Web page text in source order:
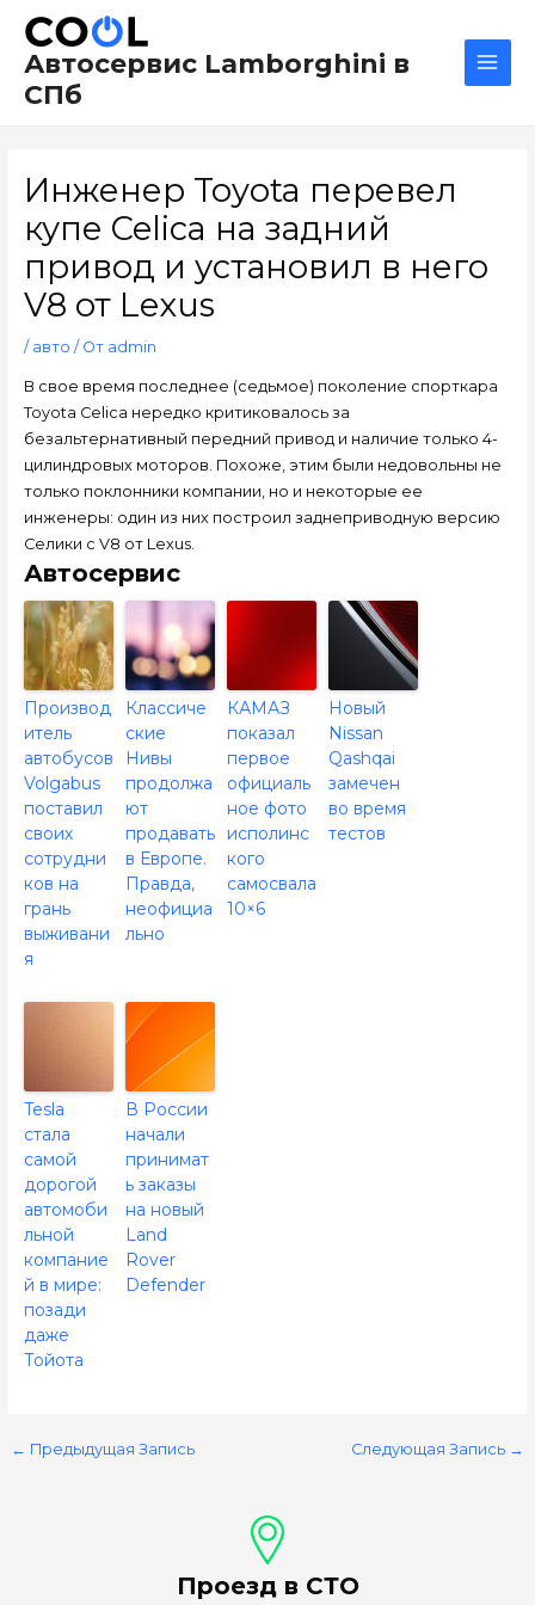
содержимому
Автосервис Lamborghini в
СПб
Инженер Toyota перевел
купе Celica на задний
привод и установил в него
V8 от Lexus
/ авто / От admin
В свое время последнее (седьмое) поколение спорткара
Toyota Celica нередко критиковалось за
безальтернативный передний привод и наличие только 4-
цилиндровых моторов. Похоже, этим были недовольны не
только поклонники компании, но и некоторые ее
инженеры: один из них построил заднеприводную версию
Селики с V8 от Lexus.
Автосервис
Производ
итель
автобусов
Volgabus
поставил
своих
сотрудни
ков на
грань
выживани
я
Классиче
ские
Нивы
продолжа
ют
продавать
в Европе.
Правда,
неофициа
льно
КАМАЗ
показал
первое
официаль
ное фото
исполинс
кого
самосвала
10×6
Новый
Nissan
Qashqai
замечен
во время
тестов
Tesla
стала
самой
дорогой
автомоби
льной
компание
й в мире:
позади
даже
Тойота
В России
начали
принимат
ь заказы
на новый
Land
Rover
Defender
по
записям
← Предыдущая Запись Следующая Запись →
Проезд в СТО